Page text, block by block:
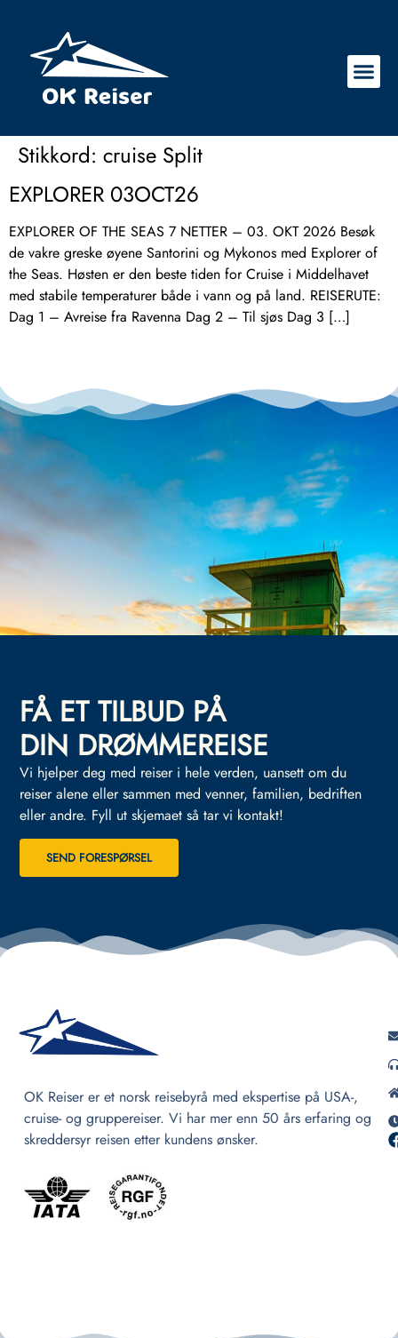
Stikkord: cruise Split
EXPLORER 03OCT26
EXPLORER OF THE SEAS 7 NETTER – 03. OKT 2026 Besøk
de vakre greske øyene Santorini og Mykonos med Explorer of
the Seas. Høsten er den beste tiden for Cruise i Middelhavet
med stabile temperaturer både i vann og på land. REISERUTE:
Dag 1 – Avreise fra Ravenna Dag 2 – Til sjøs Dag 3 […]
FÅ ET TILBUD PÅ
DIN DRØMMEREISE
Vi hjelper deg med reiser i hele verden, uansett om du
reiser alene eller sammen med venner, familien, bedriften
eller andre. Fyll ut skjemaet så tar vi kontakt!
SEND FORESPØRSEL
OK Reiser er et norsk reisebyrå med ekspertise på USA-,
cruise- og gruppereiser. Vi har mer enn 50 års erfaring og
skreddersyr reisen etter kundens ønsker.